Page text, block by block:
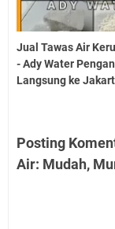
Jual Tawas Air
- Ady Water
Langsung ke
Posting
Air: Mudah,